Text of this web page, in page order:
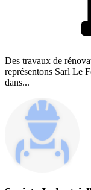
Des travaux de
représentons Sarl Le
dans...